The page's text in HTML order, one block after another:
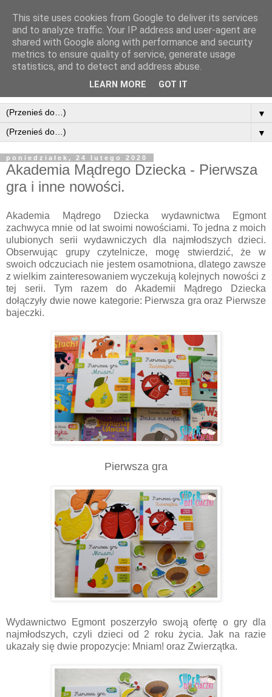
▼
▼
poniedziałek, 24 lutego 2020
Akademia Mądrego Dziecka - Pierwsza
gra i inne nowości.
Akademia Mądrego Dziecka wydawnictwa Egmont
zachwyca mnie od lat swoimi nowościami. To jedna z moich
ulubionych serii wydawniczych dla najmłodszych dzieci.
Obserwując grupy czytelnicze, mogę stwierdzić, że w
swoich odczuciach nie jestem osamotniona, dlatego zawsze
z wielkim zainteresowaniem wyczekują kolejnych nowości z
tej serii. Tym razem do Akademii Mądrego Dziecka
dołączyły dwie nowe kategorie: Pierwsza gra oraz Pierwsze
bajeczki.
Pierwsza gra
Wydawnictwo Egmont poszerzyło swoją ofertę o gry dla
najmłodszych, czyli dzieci od 2 roku życia. Jak na razie
ukazały się dwie propozycje: Mniam! oraz Zwierzątka.
This site uses cookies from Google to deliver its services
and to analyze traffic. Your IP address and user-agent are
shared with Google along with performance and security
metrics to ensure quality of service, generate usage
statistics, and to detect and address abuse.
LEARN MORE GOT IT